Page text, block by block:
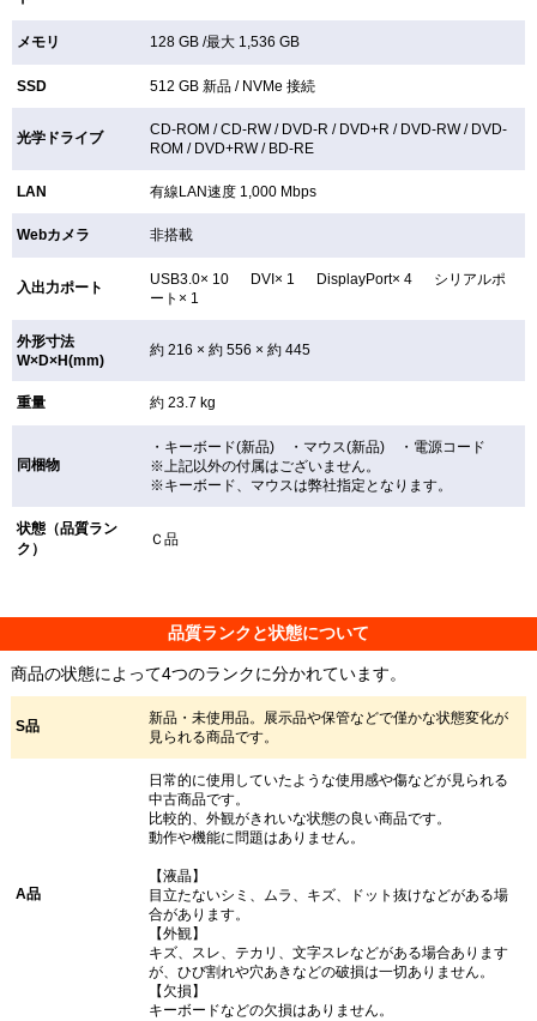
メモリ 128 GB /最大 1,536 GB
SSD 512 GB新品 / NVMe 接続
光学ドライブ CD-ROM /CD-RW / DVD-R / DVD+R / DVD-RW / DVD-
ROM / DVD+RW / BD-RE
LAN 有線LAN速度 1,000 Mbps
Webカメラ 非搭載
入出力ポート
USB3.0× 10 DVI× 1 DisplayPort× 4 シリアルポ
ート× 1
外形寸法
W×D×H(mm)
約 216 × 約 556 × 約 445
重量 約 23.7 kg
同梱物
・キーボード(新品) ・マウス(新品) ・電源コード
※上記以外の付属はございません。
※キーボード、マウスは弊社指定となります。
状態（品質ラン
ク）
Ｃ品
品質ランクと状態について
商品の状態によって4つのランクに分かれています。
S品
新品・未使用品。展示品や保管などで僅かな状態変化が
見られる商品です。
A品
日常的に使用していたような使用感や傷などが見られる
中古商品です。
比較的、外観がきれいな状態の良い商品です。
動作や機能に問題はありません。
【液晶】
目立たないシミ、ムラ、キズ、ドット抜けなどがある場
合があります。
【外観】
キズ、スレ、テカリ、文字スレなどがある場合あります
が、ひび割れや穴あきなどの破損は一切ありません。
【欠損】
キーボードなどの欠損はありません。